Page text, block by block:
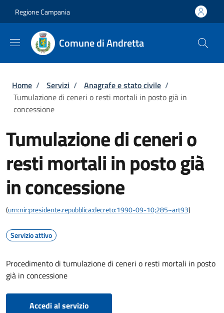
Regione Campania
Comune di Andretta
Briciole di pane
Home / Servizi / Anagrafe e stato civile /
Tumulazione di ceneri o resti mortali in posto già in
concessione
Tumulazione di ceneri o
resti mortali in posto già
in concessione
(urn:nir:presidente.repubblica:decreto:1990-09-10;285~art93)
Servizio attivo
Procedimento di tumulazione di ceneri o resti mortali in posto
già in concessione
Accedi al servizio